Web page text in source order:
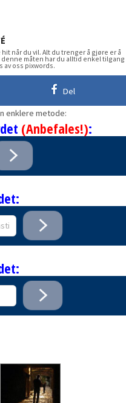
når du vil. Alt du trenger å gjøre er å
måten har du alltid enkel tilgang
av oss pixwords.
Del
enklere metode:
(Anbefales!):